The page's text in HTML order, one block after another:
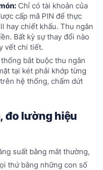
Chỉ có tài khoản của
cấp mã PIN để thực
hay chiết khấu. Thu ngân
Bất kỳ sự thay đổi nào
vết chi tiết.
bắt buộc thu ngân
tại két phải khớp từng
hệ thống, chấm dứt
đo lường hiệu
suất bằng mắt thường,
thứ bằng những con số